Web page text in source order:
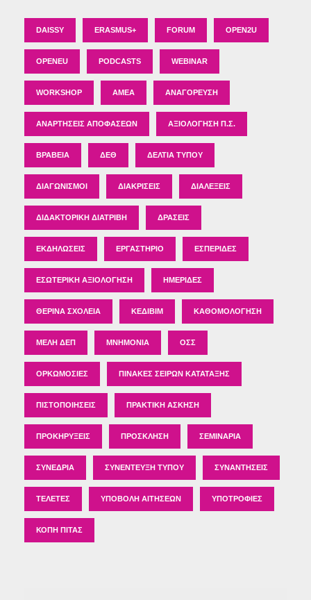
DAISSY ERASMUS+ FORUM OPEN2U
OPENEU PODCASTS WEBINAR
WORKSHOP ΑΜΕΑ ΑΝΑΓΌΡΕΥΣΗ
ΑΝΑΡΤΉΣΕΙΣ ΑΠΟΦΆΣΕΩΝ ΑΞΙΟΛΌΓΗΣΗ Π.Σ.
ΒΡΑΒΕΊΑ ΔΕΘ ΔΕΛΤΊΑ ΤΎΠΟΥ
ΔΙΑΓΩΝΙΣΜΟΊ ΔΙΑΚΡΊΣΕΙΣ ΔΙΑΛΈΞΕΙΣ
ΔΙΔΑΚΤΟΡΙΚΉ ΔΙΑΤΡΙΒΉ ΔΡΆΣΕΙΣ
ΕΚΔΗΛΏΣΕΙΣ ΕΡΓΑΣΤΉΡΙΟ ΕΣΠΕΡΊΔΕΣ
ΕΣΩΤΕΡΙΚΉ ΑΞΙΟΛΌΓΗΣΗ ΗΜΕΡΊΔΕΣ
ΘΕΡΙΝΆ ΣΧΟΛΕΊΑ ΚΕΔΙΒΙΜ ΚΑΘΟΜΟΛΌΓΗΣΗ
ΜΈΛΗ ΔΕΠ ΜΝΗΜΌΝΙΑ ΟΣΣ
ΟΡΚΩΜΟΣΊΕΣ ΠΊΝΑΚΕΣ ΣΕΙΡΏΝ ΚΑΤΆΤΑΞΗΣ
ΠΙΣΤΟΠΟΙΉΣΕΙΣ ΠΡΑΚΤΙΚΉ ΆΣΚΗΣΗ
ΠΡΟΚΗΡΎΞΕΙΣ ΠΡΌΣΚΛΗΣΗ ΣΕΜΙΝΆΡΙΑ
ΣΥΝΈΔΡΙΑ ΣΥΝΈΝΤΕΥΞΗ ΤΎΠΟΥ ΣΥΝΑΝΤΉΣΕΙΣ
ΤΕΛΕΤΈΣ ΥΠΟΒΟΛΉ ΑΙΤΉΣΕΩΝ ΥΠΟΤΡΟΦΊΕΣ
ΚΟΠΉ ΠΊΤΑΣ